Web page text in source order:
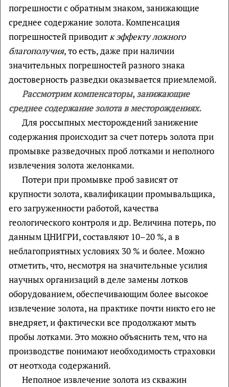
погрешности с обратным знаком, занижающие
среднее содержание золота. Компенсация
погрешностей приводитк эффекту ложного
благополучия, то есть, даже при наличии
значительных погрешностей разного знака
достоверность разведки оказывается приемлемой.
Рассмотрим компенсаторы,занижающие
среднее содержание золота в месторождениях.
Для россыпных месторождений занижение
содержания происходит за счет потерь золота при
промывке разведочных проб лотками и неполного
извлечения золота желонками.
Потери при промывке проб зависят от
крупности золота, квалификации промывальщика,
его загруженности работой, качества
геологического контроля и др. Величина потерь, по
данным ЦНИГРИ, составляют 10–20 %, а в
неблагоприятных условиях 30 % и более. Можно
отметить, что, несмотря на значительные усилия
научных организаций в деле замены лотков
оборудованием, обеспечивающим более высокое
извлечение золота, на практике почти никто его не
внедряет, и фактически все продолжают мыть
пробы лотками. Это можно объяснить тем, что на
производстве понимают необходимость страховки
от неотхода содержаний.
Неполное извлечение золота из скважин